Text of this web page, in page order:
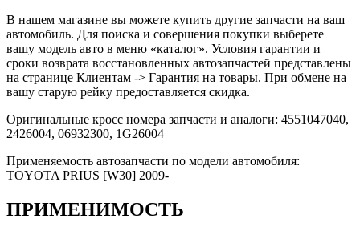
В нашем магазине вы можете купить другие запчасти на ваш
автомобиль. Для поиска и совершения покупки выберете
вашу модель авто в меню «каталог». Условия гарантии и
сроки возврата восстановленных автозапчастей представлены
на странице Клиентам -> Гарантия на товары. При обмене на
вашу старую рейку предоставляется скидка.
Оригинальные кросс номера запчасти и аналоги: 4551047040,
2426004, 06932300, 1G26004
Применяемость автозапчасти по модели автомобиля:
TOYOTA PRIUS [W30] 2009-
ПРИМЕНИМОСТЬ